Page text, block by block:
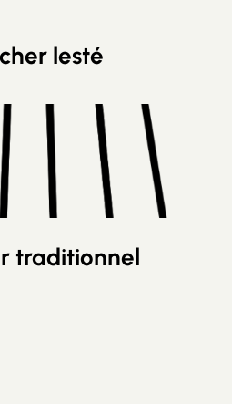
lesté
traditionnel